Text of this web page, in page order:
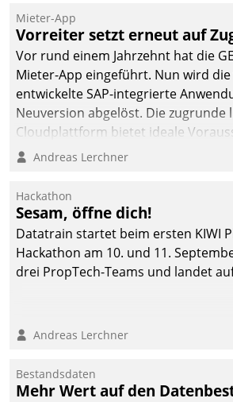
Mieter-App
Vorreiter setzt erneut auf
Vor rund einem Jahrzehnt hat die
Mieter-App eingeführt. Nun wird
entwickelte SAP-integrierte
Neuversion abgelöst. Die zugrunde
Cloudplattform bietet ideale
die Funktionalität der App zu
integrieren.
Andreas Lerchner
Hackathon
Sesam, öffne dich!
Datatrain startet beim ersten KIWI
Hackathon am 10. und 11.
drei PropTech-Teams und landet
Andreas Lerchner
Bestandsdaten
Mehr Wert auf den